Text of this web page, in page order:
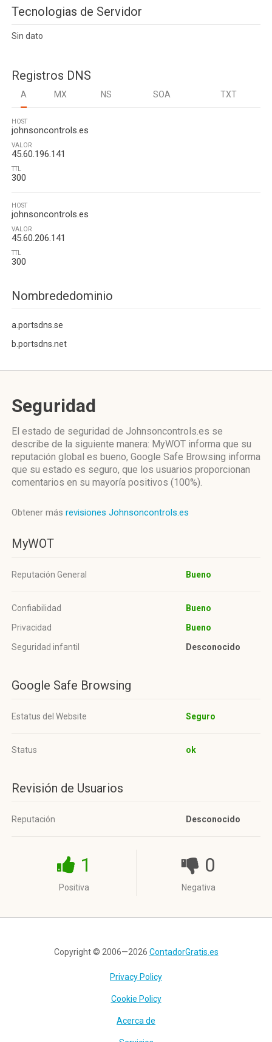
Tecnologias de Servidor
Sin dato
Registros DNS
A MX NS SOA TXT
HOST
johnsoncontrols.es
VALOR
45.60.196.141
TTL
300
HOST
johnsoncontrols.es
VALOR
45.60.206.141
TTL
300
Nombrededominio
a.portsdns.se
b.portsdns.net
Seguridad
El estado de seguridad de Johnsoncontrols.es se
describe de la siguiente manera: MyWOT informa que su
reputación global es bueno, Google Safe Browsing informa
que su estado es seguro, que los usuarios proporcionan
comentarios en su mayoría positivos (100%).
Obtener más revisiones Johnsoncontrols.es
MyWOT
Reputación General Bueno
Confiabilidad
Bueno
Privacidad
Bueno
Seguridad infantil
Desconocido
Google Safe Browsing
Estatus del Website Seguro
Status ok
Revisión de Usuarios
Reputación Desconocido
1
Positiva
0
Negativa
Copyright © 2006—2026 ContadorGratis.es
Privacy Policy
Cookie Policy
Acerca de